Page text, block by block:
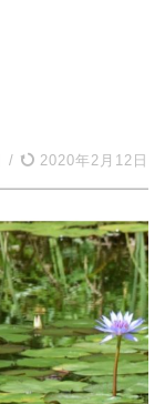
/ 2020年2月12日